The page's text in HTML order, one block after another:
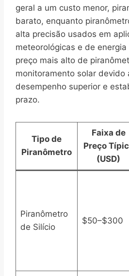
geral a um custo menor,
barato, enquanto
alta precisão usados em
meteorológicas e de
preço mais alto de
monitoramento solar devido
desempenho superior e
prazo.
Tipo de
Piranômetro
Faixa de
Preço
(USD)
Piranômetro
de Silício
$50–$300